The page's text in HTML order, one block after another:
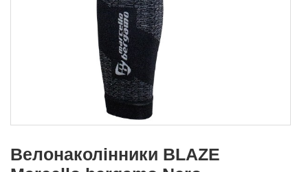
Велонаколінники BLAZE